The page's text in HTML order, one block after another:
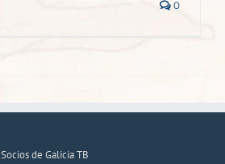
0
Socios de Galicia TB